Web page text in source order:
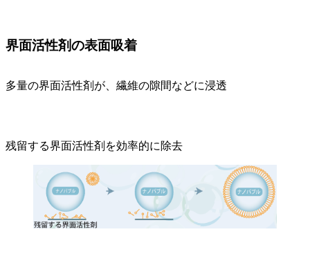
界面活性剤の表面吸着
多量の界面活性剤が、繊維の隙間などに浸透
残留する界面活性剤を効率的に除去